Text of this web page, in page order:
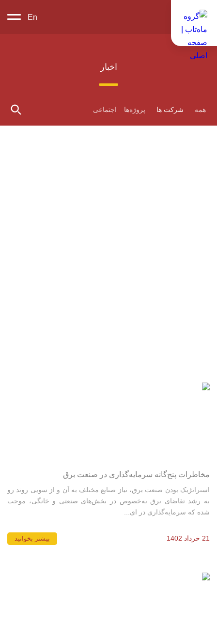
En
اخبار
همه شرکت ها پروژه‌ها اجتماعی
مخاطرات پنج‌گانه سرمایه‌گذاری در صنعت برق
استراتژیک بودن صنعت برق، نیاز صنایع مختلف به آن و از سویی روند رو
به رشد تقاضای برق به‌خصوص در بخش‌‌‌های صنعتی و خانگی، موجب
شده که سرمایه‌گذاری در ای...
21 خرداد 1402 بیشتر بخوانید